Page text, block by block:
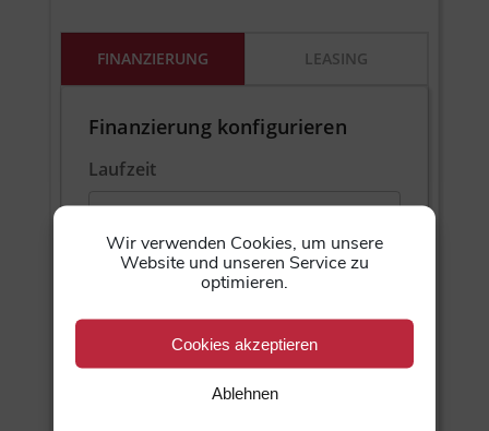
Wir verwenden Cookies, um unsere
Website und unseren Service zu
optimieren.
Cookies akzeptieren
Ablehnen
FINANZIERUNG LEASING
Finanzierung konfigurieren
Laufzeit
Anzahlung
Finanzierungsübersicht (Details)